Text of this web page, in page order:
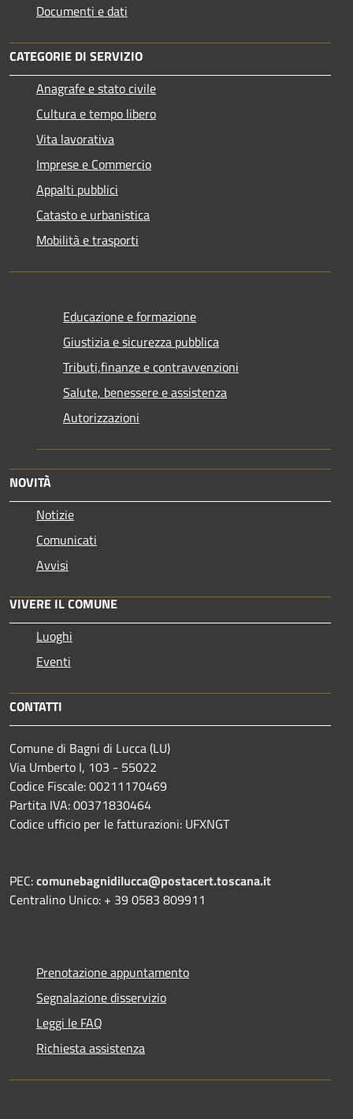
Documenti e dati
CATEGORIE DI SERVIZIO
Anagrafe e stato civile
Cultura e tempo libero
Vita lavorativa
Imprese e Commercio
Appalti pubblici
Catasto e urbanistica
Mobilità e trasporti
Educazione e formazione
Giustizia e sicurezza pubblica
Tributi,finanze e contravvenzioni
Salute, benessere e assistenza
Autorizzazioni
NOVITÀ
Notizie
Comunicati
Avvisi
VIVERE IL COMUNE
Luoghi
Eventi
CONTATTI
Comune di Bagni di Lucca (LU)
Via Umberto I, 103 - 55022
Codice Fiscale: 00211170469
Partita IVA: 00371830464
Codice ufficio per le fatturazioni: UFXNGT
PEC:comunebagnidilucca@postacert.toscana.it
Centralino Unico: + 39 0583 809911
Prenotazione appuntamento
Segnalazione disservizio
Leggi le FAQ
Richiesta assistenza